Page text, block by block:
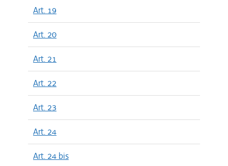
Art. 19
Art. 20
Art. 21
Art. 22
Art. 23
Art. 24
Art. 24 bis